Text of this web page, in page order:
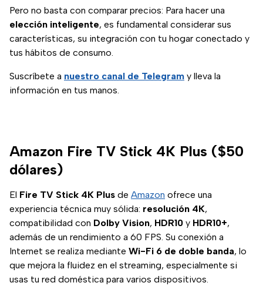
Pero no basta con comparar precios: Para hacer una
elección inteligente, es fundamental considerar sus
características, su integración con tu hogar conectado y
tus hábitos de consumo.
Suscríbete a nuestro canal de Telegram y lleva la
información en tus manos.
Amazon Fire TV Stick 4K Plus ($50
dólares)
El Fire TV Stick 4K Plus de Amazon ofrece una
experiencia técnica muy sólida: resolución 4K,
compatibilidad con Dolby Vision, HDR10 y HDR10+,
además de un rendimiento a 60 FPS. Su conexión a
Internet se realiza mediante Wi-Fi 6 de doble banda, lo
que mejora la fluidez en el streaming, especialmente si
usas tu red doméstica para varios dispositivos.